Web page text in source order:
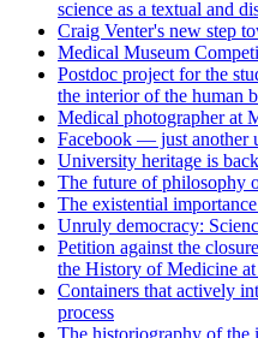
science as a textual and
Craig Venter's new step
Medical Museum
Postdoc project for the
the interior of the human
Medical photographer at
Facebook — just another
University heritage is back
The future of philosophy
The existential
Unruly democracy:
Petition against the
the History of Medicine
Containers that actively
process
The historiography of the